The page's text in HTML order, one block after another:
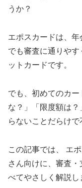
うか？
エポスカードは、
でも審査に通りや
ットカードです。
でも、初めてのカ
な？」「限度額は
らないことだらけで
この記事では、 エ
さん向けに、審査
べてやさしく解説し